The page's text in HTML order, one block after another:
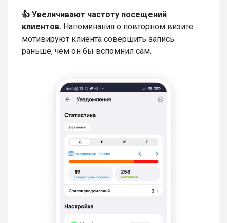
👍 Увеличивают частоту посещений
клиентов. Напоминания о повторном визите
мотивируют клиента совершить запись
раньше, чем он бы вспомнил сам.